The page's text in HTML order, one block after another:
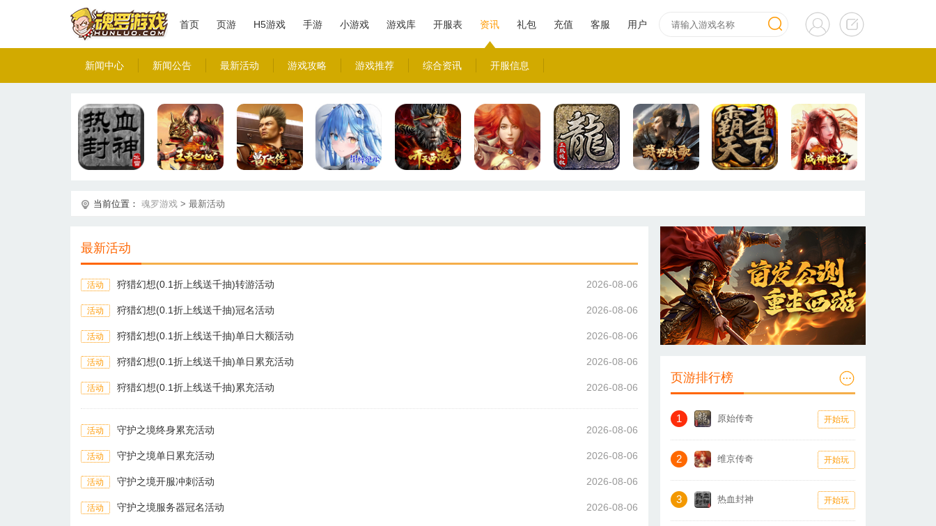
首页 页游 H5游戏 手游 小游戏 游戏库 开服表 资讯
新闻中心 新闻公告 最新活动 游戏攻略 游戏推荐 综合资讯 开服信息
礼包 充值 客服 用户
当前位置： 魂罗游戏 > 最新活动
最新活动
活动 狩猎幻想(0.1折上线送千抽)转游活动 2026-08-06
活动 狩猎幻想(0.1折上线送千抽)冠名活动 2026-08-06
活动 狩猎幻想(0.1折上线送千抽)单日大额活动 2026-08-06
活动 狩猎幻想(0.1折上线送千抽)单日累充活动 2026-08-06
活动 狩猎幻想(0.1折上线送千抽)累充活动 2026-08-06
活动 守护之境终身累充活动 2026-08-06
活动 守护之境单日累充活动 2026-08-06
活动 守护之境开服冲刺活动 2026-08-06
活动 守护之境服务器冠名活动 2026-08-06
页游排行榜
1 原始传奇 开始玩
2 维京传奇 开始玩
3 热血封神 开始玩